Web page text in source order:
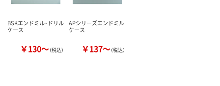
BSKエンドミル・ドリル
ケース
￥130～（税込）
APシリーズエンドミル
ケース
￥137～（税込）